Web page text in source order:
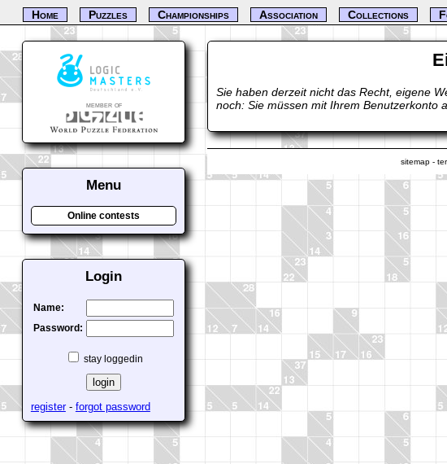
Sie haben derzeit nicht das Recht, eigene
noch: Sie müssen mit Ihrem Benutzerkonto
Home Puzzles Championships Association Collections
member of
Menu
Online contests
Login
Name:
Password:
stay loggedin
register- forgot password
sitemap -